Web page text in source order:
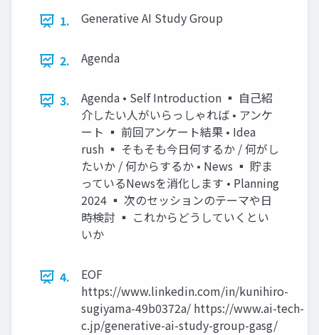
1.
Generative AI Study Group
2. Agenda
3.
Agenda • Self Introduction ▪ 自己紹
介したい人がいらっしゃれば • アンケ
ート ▪ 前回アンケート結果 • Idea
rush ▪ そもそも今日何するか / 何がし
たいか / 何からするか • News ▪ 貯ま
っているNewsを消化します • Planning
2024 ▪ 次のセッションのテーマや日
時検討 ▪ これからどうしていくとい
いか
4.
EOF
https://www.linkedin.com/in/kunihiro-
sugiyama-49b0372a/ https://www.ai-tech-
c.jp/generative-ai-study-group-gasg/